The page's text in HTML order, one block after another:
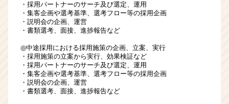
・採用パートナーのサーチ及び選定、運用
・集客企画や選考基準、選考フロー等の採用企画
・説明会の企画、運営
・書類選考、面接、進捗報告など
◎中途採用における採用施策の企画、立案、実行
・採用施策の立案から実行、効果検証など
・採用パートナーのサーチ及び選定、運用
・集客企画や選考基準、選考フロー等の採用企画
・説明会の企画、運営
・書類選考、面接、進捗報告など